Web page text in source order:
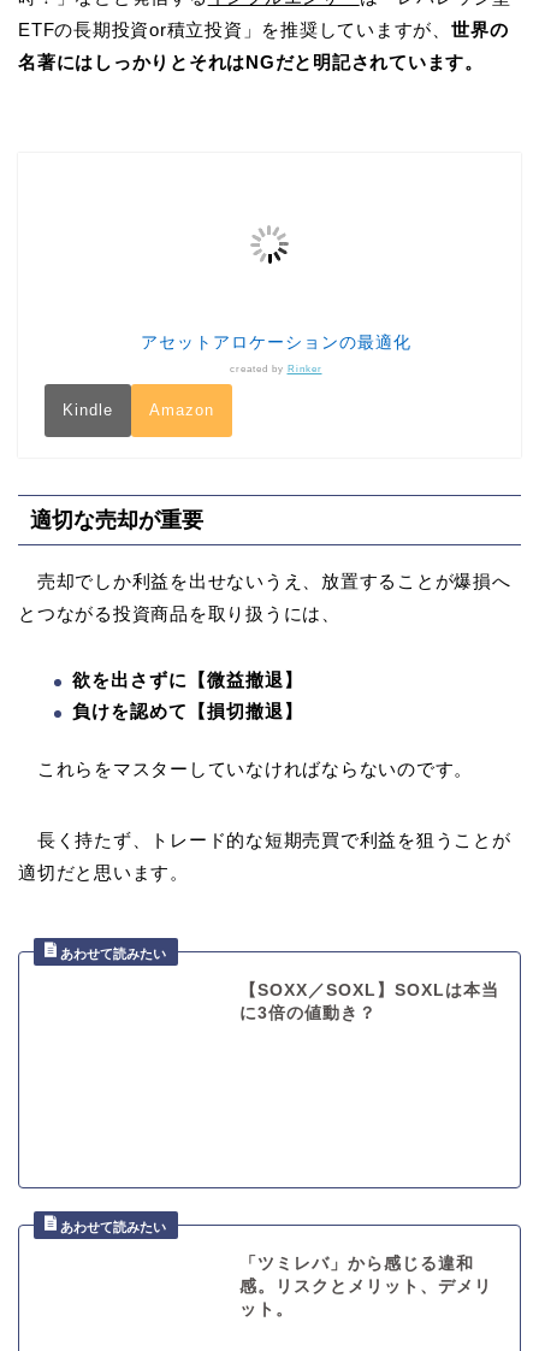
ETFの長期投資or積立投資」を推奨していますが、世界の
名著にはしっかりとそれはNGだと明記されています。
アセットアロケーションの最適化
created by Rinker
Kindle Amazon
適切な売却が重要
売却でしか利益を出せないうえ、放置することが爆損へ
とつながる投資商品を取り扱うには、
欲を出さずに【微益撤退】
負けを認めて【損切撤退】
これらをマスターしていなければならないのです。
長く持たず、トレード的な短期売買で利益を狙うことが
適切だと思います。
【SOXX／SOXL】SOXLは本当
に3倍の値動き？
「ツミレバ」から感じる違和
感。リスクとメリット、デメリ
ット。